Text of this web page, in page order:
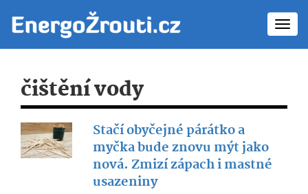
čištění vody
Stačí obyčejné párátko a
myčka bude znovu mýt jako
nová. Zmizí zápach i mastné
usazeniny